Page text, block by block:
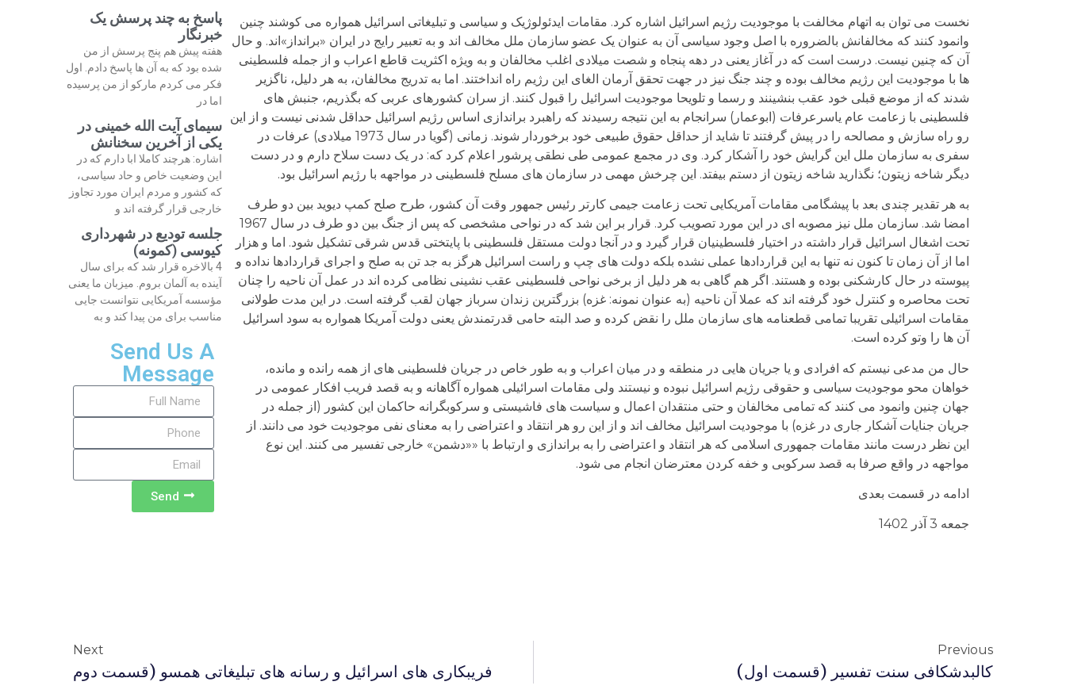
نخست می توان به اتهام مخالفت با موجودیت رژیم اسرائیل اشاره کرد. مقامات ایدئولوژیک و سیاسی و تبلیغاتی اسرائیل همواره می کوشند چنین
وانمود کنند که مخالفانش بالضروره با اصل وجود سیاسی آن به عنوان یک عضو سازمان ملل مخالف اند و به تعبیر رایج در ایران «برانداز»اند. و حال
آن که چنین نیست. درست است که در آغاز یعنی در دهه پنجاه و شصت میلادی اغلب مخالفان و به ویژه اکثریت قاطع اعراب و از جمله فلسطینی
ها با موجودیت این رژیم مخالف بوده و چند جنگ نیز در جهت تحقق آرمان الغای این رژیم راه انداختند. اما به تدریج مخالفان، به هر دلیل، ناگزیر
شدند که از موضع قبلی خود عقب بنشینند و رسما و تلویحا موجودیت اسرائیل را قبول کنند. از سران کشورهای عربی که بگذریم، جنبش های
فلسطینی با زعامت عام یاسرعرفات (ابوعمار) سرانجام به این نتیجه رسیدند که راهبرد براندازی اساس رژیم اسرائیل حداقل شدنی نیست و از این
رو راه سازش و مصالحه را در پیش گرفتند تا شاید از حداقل حقوق طبیعی خود برخوردار شوند. زمانی (گویا در سال 1973 میلادی) عرفات در
سفری به سازمان ملل این گرایش خود را آشکار کرد. وی در مجمع عمومی طی نطقی پرشور اعلام کرد که: در یک دست سلاح دارم و در دست
دیگر شاخه زیتون؛ نگذارید شاخه زیتون از دستم بیفتد. این چرخش مهمی در سازمان های مسلح فلسطینی در مواجهه با رژیم اسرائیل بود.
به هر تقدیر چندی بعد با پیشگامی مقامات آمریکایی تحت زعامت جیمی کارتر رئیس جمهور وقت آن کشور، طرح صلح کمپ دیوید بین دو طرف
امضا شد. سازمان ملل نیز مصوبه ای در این مورد تصویب کرد. قرار بر این شد که در نواحی مشخصی که پس از جنگ بین دو طرف در سال 1967
تحت اشغال اسرائیل قرار داشته در اختیار فلسطینیان قرار گیرد و در آنجا دولت مستقل فلسطینی با پایتختی قدس شرقی تشکیل شود. اما و هزار
اما از آن زمان تا کنون نه تنها به این قراردادها عملی نشده بلکه دولت های چپ و راست اسرائیل هرگز به جد تن به صلح و اجرای قراردادها نداده و
پیوسته در حال کارشکنی بوده و هستند. اگر هم گاهی به هر دلیل از برخی نواحی فلسطینی عقب نشینی نظامی کرده اند در عمل آن ناحیه را چنان
تحت محاصره و کنترل خود گرفته اند که عملا آن ناحیه (به عنوان نمونه: غزه) بزرگترین زندان سرباز جهان لقب گرفته است. در این مدت طولانی
مقامات اسرائیلی تقریبا تمامی قطعنامه های سازمان ملل را نقض کرده و صد البته حامی قدرتمندش یعنی دولت آمریکا همواره به سود اسرائیل
آن ها را وتو کرده است.
حال من مدعی نیستم که افرادی و یا جریان هایی در منطقه و در میان اعراب و به طور خاص در جریان فلسطینی های از همه رانده و مانده،
خواهان محو موجودیت سیاسی و حقوقی رژیم اسرائیل نبوده و نیستند ولی مقامات اسرائیلی همواره آگاهانه و به قصد فریب افکار عمومی در
جهان چنین وانمود می کنند که تمامی مخالفان و حتی منتقدان اعمال و سیاست های فاشیستی و سرکوبگرانه حاکمان این کشور (از جمله در
جریان جنایات آشکار جاری در غزه) با موجودیت اسرائیل مخالف اند و از این رو هر انتقاد و اعتراضی را به معنای نفی موجودیت خود می دانند. از
این نظر درست مانند مقامات جمهوری اسلامی که هر انتقاد و اعتراضی را به براندازی و ارتباط با ««دشمن» خارجی تفسیر می کنند. این نوع
مواجهه در واقع صرفا به قصد سرکوبی و خفه کردن معترضان انجام می شود.
ادامه در قسمت بعدی
جمعه 3 آذر 1402
پاسخ به چند پرسش یک
خبرنگار
هفته پیش هم پنج پرسش از من
شده بود که به آن ها پاسخ دادم. اول
فکر می کردم مارکو از من پرسیده
اما در
سیمای آیت الله خمینی در
یکی از آخرین سخنانش
اشاره: هرچند کاملا ابا دارم که در
این وضعیت خاص و حاد سیاسی،
که کشور و مردم ایران مورد تجاوز
خارجی قرار گرفته اند و
جلسه تودیع در شهرداری
کیوسی (کمونه)
4 بالاخره قرار شد که برای سال
آینده به آلمان بروم. میزبان ما یعنی
مؤسسه آمریکایی نتوانست جایی
مناسب برای من پیدا کند و به
Send Us A
Message
Send
Previous
کالبدشکافی سنت تفسیر (قسمت اول)
Next
فریبکاری های اسرائیل و رسانه های تبلیغاتی همسو (قسمت دوم